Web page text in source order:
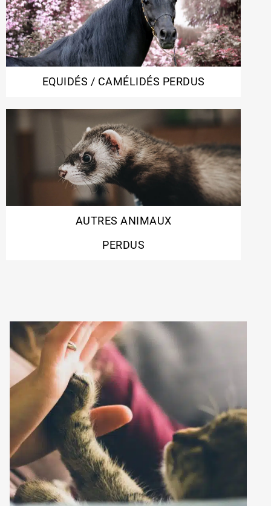
EQUIDÉS / CAMÉLIDÉS PERDUS
AUTRES ANIMAUX
PERDUS